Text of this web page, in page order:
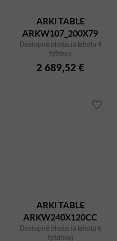
ARKI TABLE
ARKW107_200X79
Dostupné (dodacia lehota 4
týždne)
2 689,52 €
ARKI TABLE
ARKW240X120CC
Dostupné (dodacia lehota 6
týždňov)